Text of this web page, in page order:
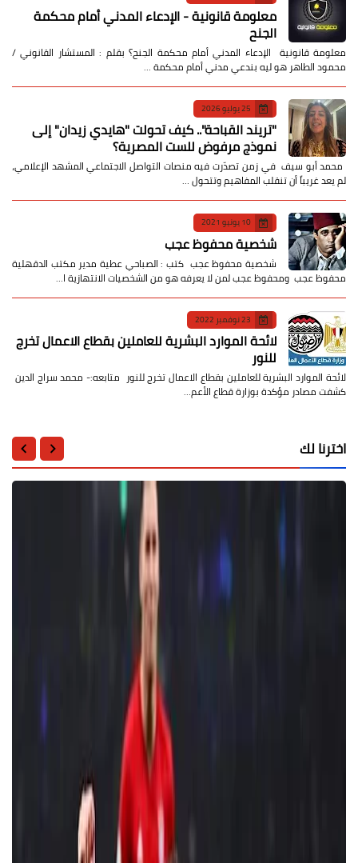
معلومة قانونية - الإدعاء المدني أمام محكمة
الجنح
معلومة قانونية الإدعاء المدني أمام محكمة الجنح؟ بقلم : المستشار القانوني /
محمود الطاهر هو ليه بندعي مدني أمام محكمة …
25 يوليو 2026
​"تريند القباحة".. كيف تحولت "هايدي زيدان" إلى
نموذج مرفوض للست المصرية؟
​ محمد أبو سيف ​في زمن تصدّرت فيه منصات التواصل الاجتماعي المشهد الإعلامي،
لم يعد غريباً أن تنقلب المفاهيم وتتحول …
10 يونيو 2021
شخصية محفوظ عجب
شخصية محفوظ عجب كتب : الصباحي عطية مدير مكتب الدقهلية
محفوظ عجب ومحفوظ عجب لمن لا يعرفه هو من الشخصيات الانتهازية ا…
23 نوفمبر 2022
لائحة الموارد البشرية للعاملين بقطاع الاعمال تخرج
للنور
لائحة الموارد البشرية للعاملين بقطاع الاعمال تخرج للنور متابعه:- محمد سراج الدين
كشفت مصادر مؤكدة بوزارة قطاع الأعم…
اخترنا لك